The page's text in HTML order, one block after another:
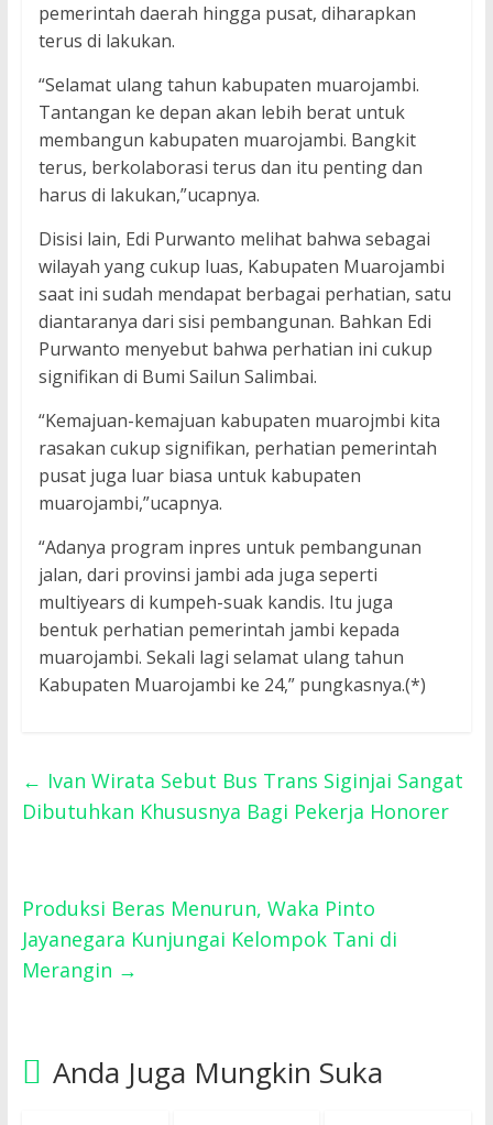
pemerintah daerah hingga pusat, diharapkan
terus di lakukan.
“Selamat ulang tahun kabupaten muarojambi.
Tantangan ke depan akan lebih berat untuk
membangun kabupaten muarojambi. Bangkit
terus, berkolaborasi terus dan itu penting dan
harus di lakukan,”ucapnya.
Disisi lain, Edi Purwanto melihat bahwa sebagai
wilayah yang cukup luas, Kabupaten Muarojambi
saat ini sudah mendapat berbagai perhatian, satu
diantaranya dari sisi pembangunan. Bahkan Edi
Purwanto menyebut bahwa perhatian ini cukup
signifikan di Bumi Sailun Salimbai.
“Kemajuan-kemajuan kabupaten muarojmbi kita
rasakan cukup signifikan, perhatian pemerintah
pusat juga luar biasa untuk kabupaten
muarojambi,”ucapnya.
“Adanya program inpres untuk pembangunan
jalan, dari provinsi jambi ada juga seperti
multiyears di kumpeh-suak kandis. Itu juga
bentuk perhatian pemerintah jambi kepada
muarojambi. Sekali lagi selamat ulang tahun
Kabupaten Muarojambi ke 24,” pungkasnya.(*)
← Ivan Wirata Sebut Bus Trans Siginjai Sangat
Dibutuhkan Khususnya Bagi Pekerja Honorer
Produksi Beras Menurun, Waka Pinto
Jayanegara Kunjungai Kelompok Tani di
Merangin →
Anda Juga Mungkin Suka